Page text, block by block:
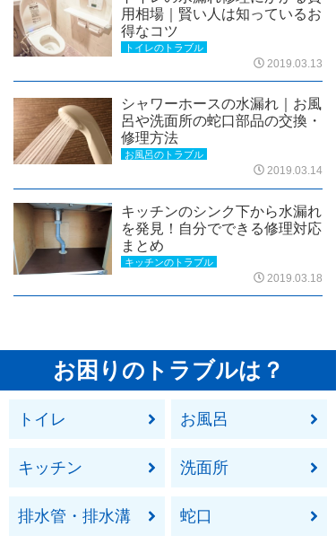
用相場｜賢い人は知っているお
得なコツ
トイレのトラブル
2019.03.13
シャワーホースの水漏れ｜お風
呂や洗面所の蛇口部品の交換・
修理方法
お風呂のトラブル
2019.03.14
キッチンのシンク下から水漏れ
を発見！自分でできる修理対応
まとめ
キッチンのトラブル
2019.03.18
お困りのトラブルは？
トイレ お風呂
キッチン 洗面所
排水管・排水溝 蛇口